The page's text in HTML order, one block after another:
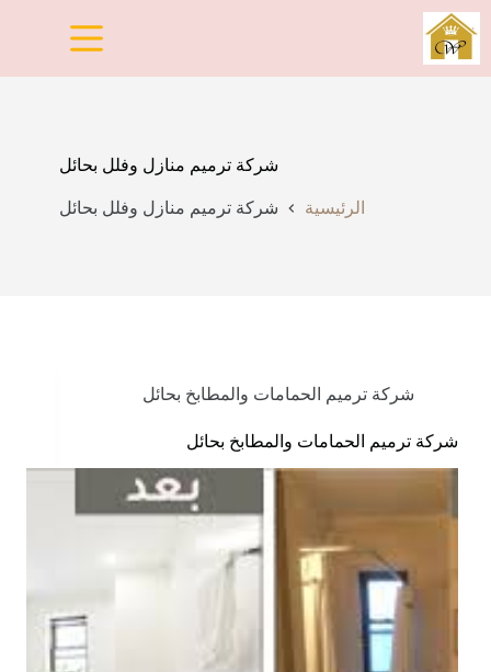
التجاوز
إلى
المحتوى
شركة ترميم منازل وفلل بحائل
الرئيسية شركة ترميم منازل وفلل بحائل
شركة ترميم الحمامات والمطابخ بحائل
شركة ترميم الحمامات والمطابخ بحائل